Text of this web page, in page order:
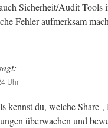
Sicherheit/Audit Tools
Fehler aufmerksam
Uhr
kennst du, welche Share-
überwachen und